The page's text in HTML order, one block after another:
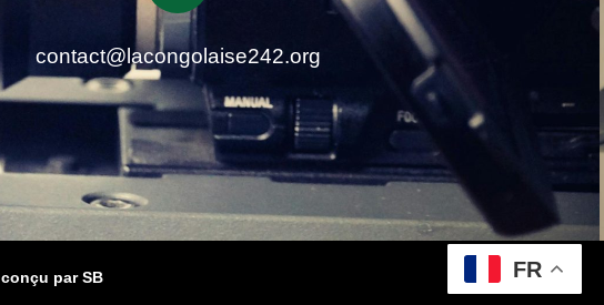
contact@lacongolaise242.org
conçu par SB FR